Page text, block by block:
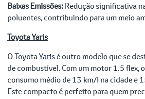
Baixas Emissões:Redução significativa
poluentes, contribuindo para um meio
Toyota Yaris
O ToyotaYarisé outro modelo que se
de combustível. Com um motor 1.5 flex,
consumo médio de 13 km/l na cidade e
Este compacto é perfeito para quem